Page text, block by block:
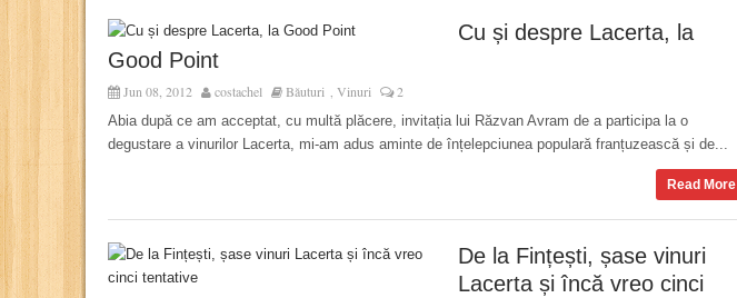
Cu și despre Lacerta, la
Good Point
Jun 08, 2012 costachel Băuturi , Vinuri 2
Abia după ce am acceptat, cu multă plăcere, invitația lui Răzvan Avram de a participa la o
degustare a vinurilor Lacerta, mi-am adus aminte de înțelepciunea populară franțuzească și de...
Read More
De la Fințești, șase vinuri
Lacerta și încă vreo cinci